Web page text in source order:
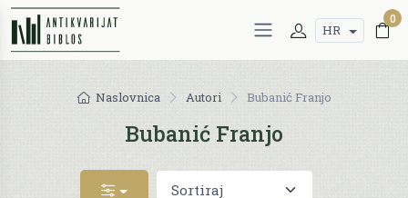
HR
0
Naslovnica Autori Bubanić Franjo
Bubanić Franjo